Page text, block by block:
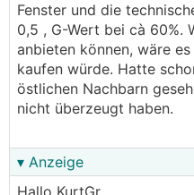
Fenster und die
0,5 , G-Wert bei cà 60%.
anbieten können, wäre
kaufen würde. Hatte
östlichen Nachbarn
nicht überzeugt haben.
▾ Anzeige
Hallo KurtGr,